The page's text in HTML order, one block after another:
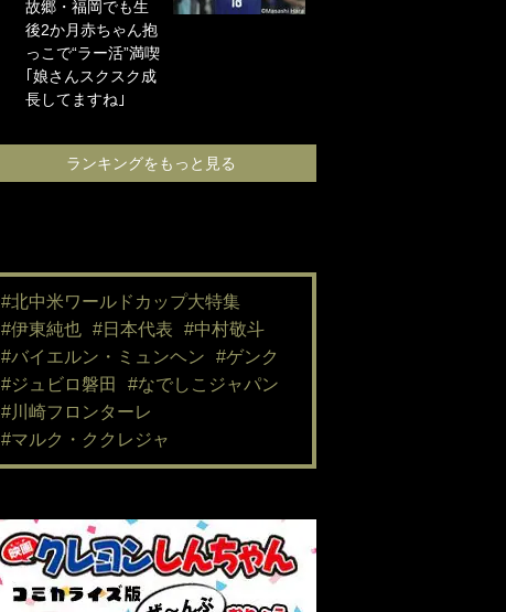
故郷・福岡でも生
後2か月赤ちゃん抱
っこで“ラー活”満喫
｢娘さんスクスク成
長してますね｣
ランキングをもっと見る
#北中米ワールドカップ大特集
#伊東純也 #日本代表
#中村敬斗
#バイエルン・ミュンヘン
#ゲンク
#ジュビロ磐田
#なでしこジャパン
#川崎フロンターレ
#マルク・ククレジャ